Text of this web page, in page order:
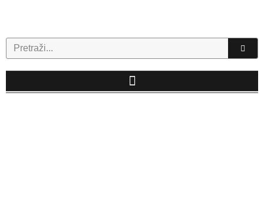
Search